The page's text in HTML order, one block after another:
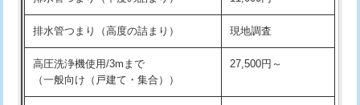
給水管工事※（ホール加工) 16,500円
給水管工事※（バンド止め) 3,300円
給水管工事※（支持金具設置)
排水管つまり（高度の詰まり） 現地調査
高圧洗浄機使用/3mまで
（一般向け（戸建て・集合））
27,500円～